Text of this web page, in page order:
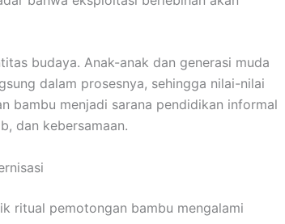
budaya. Anak-anak dan generasi muda
dalam prosesnya, sehingga nilai-nilai
bambu menjadi sarana pendidikan informal
dan kebersamaan.
ritual pemotongan bambu mengalami